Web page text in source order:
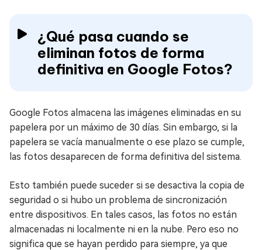
¿Qué pasa cuando se
eliminan fotos de forma
definitiva en Google Fotos?
Google Fotos almacena las imágenes eliminadas en su
papelera por un máximo de 30 días. Sin embargo, si la
papelera se vacía manualmente o ese plazo se cumple,
las fotos desaparecen de forma definitiva del sistema.
Esto también puede suceder si se desactiva la copia de
seguridad o si hubo un problema de sincronización
entre dispositivos. En tales casos, las fotos no están
almacenadas ni localmente ni en la nube. Pero eso no
significa que se hayan perdido para siempre, ya que